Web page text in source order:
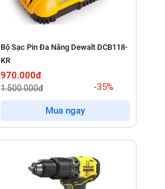
Bộ Sạc Pin Đa Năng Dewalt DCB118-
KR
970.000đ
1.500.000đ -35%
Mua ngay